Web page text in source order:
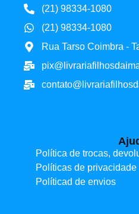
(21) 98334-1080
(21) 98334-1080
Rua Tarso Coimbra -
Política de trocas,
Políticas de privacidade
Políticad de envios